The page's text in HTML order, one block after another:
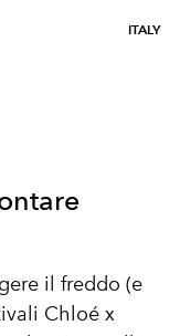
ITALY
il freddo (e
Chloé x